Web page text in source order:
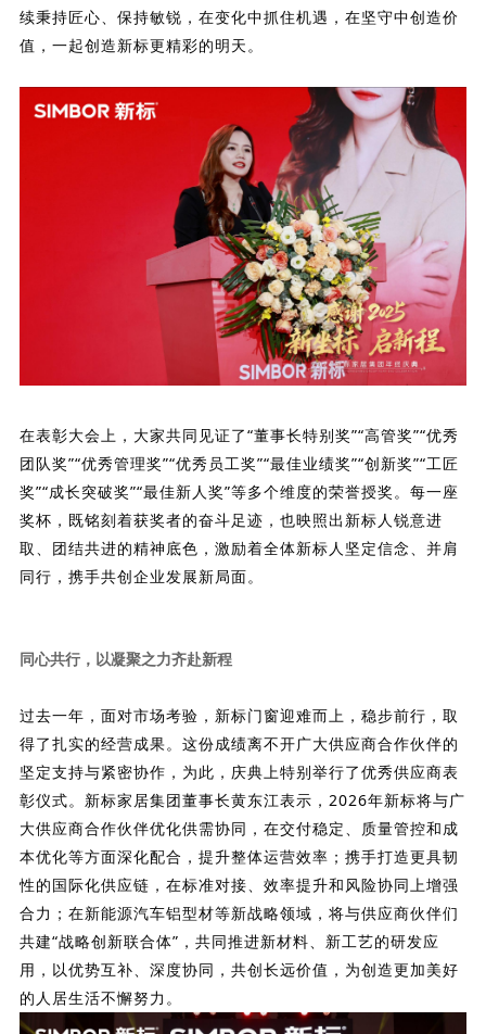
续秉持匠心、保持敏锐，在变化中抓住机遇，在坚守中创造价
值，一起创造新标更精彩的明天。
在表彰大会上，大家共同见证了“董事长特别奖”“高管奖”“优秀
团队奖”“优秀管理奖”“优秀员工奖”“最佳业绩奖”“创新奖”“工匠
奖”“成长突破奖”“最佳新人奖”等多个维度的荣誉授奖。每一座
奖杯，既铭刻着获奖者的奋斗足迹，也映照出新标人锐意进
取、团结共进的精神底色，激励着全体新标人坚定信念、并肩
同行，携手共创企业发展新局面。
同心共行， 以凝聚之力齐赴新程
过去一年，面对市场考验，新标门窗迎难而上，稳步前行，取
得了扎实的经营成果。这份成绩离不开广大供应商合作伙伴的
坚定支持与紧密协作，为此，庆典上特别举行了优秀供应商表
彰仪式。新标家居集团董事长黄东江表示，2026年新标将与广
大供应商合作伙伴优化供需协同，在交付稳定、质量管控和成
本优化等方面深化配合，提升整体运营效率；携手打造更具韧
性的国际化供应链，在标准对接、效率提升和风险协同上增强
合力；在新能源汽车铝型材等新战略领域，将与供应商伙伴们
共建“战略创新联合体”，共同推进新材料、新工艺的研发应
用，以优势互补、深度协同，共创长远价值，为创造更加美好
的人居生活不懈努力。